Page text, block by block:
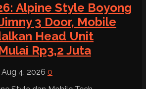
Alpine Style Boyong
3 Door, Mobile
Head Unit
Rp3,2 Juta
Aug 4, 2026 0